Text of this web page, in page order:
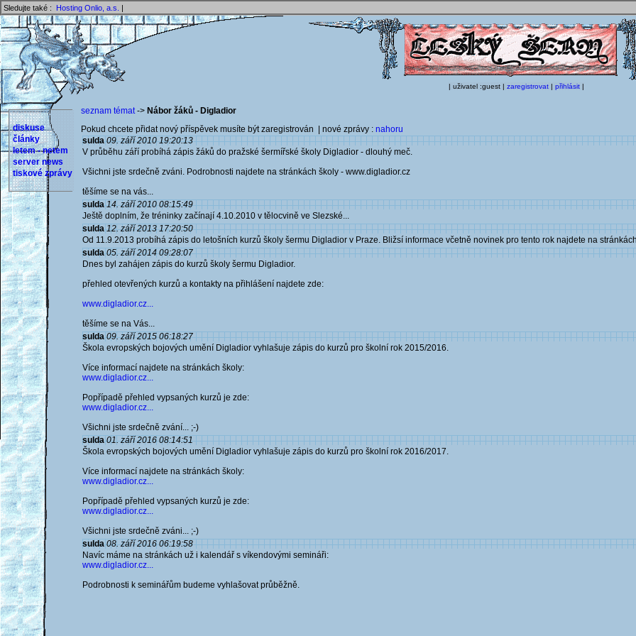
Sledujte také : Hosting Onlio, a.s. |
| uživatel :guest | zaregistrovat | přihlásit |
diskuse
články
letem - netem
server news
tiskové zprávy
seznam témat-> Nábor žáků - Digladior
Pokud chcete přidat nový příspěvek musíte být zaregistrován | nové zprávy : nahoru
sulda 09. září 2010 19:20:13
V průběhu září probíhá zápis žáků do pražské šermířské školy Digladior - dlouhý meč.
Všichni jste srdečně zváni. Podrobnosti najdete na stránkách školy - www.digladior.cz
těšíme se na vás...
sulda 14. září 2010 08:15:49
Ještě doplním, že tréninky začínají 4.10.2010 v tělocvině ve Slezské...
sulda 12. září 2013 17:20:50
Od 11.9.2013 probíhá zápis do letošních kurzů školy šermu Digladior v Praze. Bližsí informace včetně novinek pro tento rok najdete na
sulda 05. září 2014 09:28:07
Dnes byl zahájen zápis do kurzů školy šermu Digladior.
přehled otevřených kurzů a kontakty na přihlášení najdete zde:
www.digladior.cz...
těšíme se na Vás...
sulda 09. září 2015 06:18:27
Škola evropských bojových umění Digladior vyhlašuje zápis do kurzů pro školní rok 2015/2016.
Více informací najdete na stránkách školy:
www.digladior.cz...
Popřípadě přehled vypsaných kurzů je zde:
www.digladior.cz...
Všichni jste srdečně zvání... ;-)
sulda 01. září 2016 08:14:51
Škola evropských bojových umění Digladior vyhlašuje zápis do kurzů pro školní rok 2016/2017.
Více informací najdete na stránkách školy:
www.digladior.cz...
Popřípadě přehled vypsaných kurzů je zde:
www.digladior.cz...
Všichni jste srdečně zváni... ;-)
sulda 08. září 2016 06:19:58
Navíc máme na stránkách už i kalendář s víkendovými semináři:
www.digladior.cz...
Podrobnosti k seminářům budeme vyhlašovat průběžně.